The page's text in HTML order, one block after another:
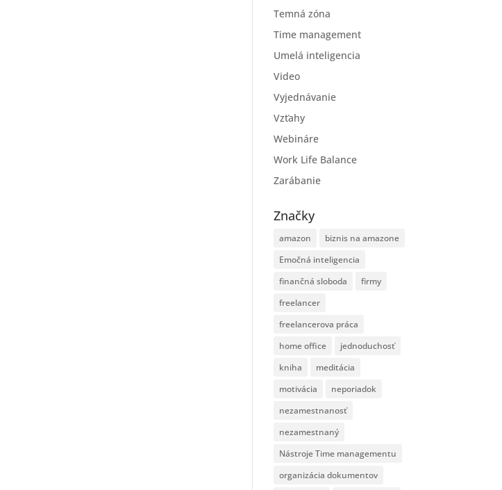
Temná zóna
Time management
Umelá inteligencia
Video
Vyjednávanie
Vzťahy
Webináre
Work Life Balance
Zarábanie
Značky
amazon
biznis na amazone
Emočná inteligencia
finančná sloboda
firmy
freelancer
freelancerova práca
home office
jednoduchosť
kniha
meditácia
motivácia
neporiadok
nezamestnanosť
nezamestnaný
Nástroje Time managementu
organizácia dokumentov